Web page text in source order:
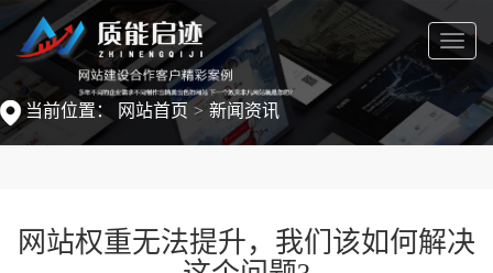
菜
单
当前位置： 网站首页 新闻资讯
网站权重无法提升，我们该如何解决